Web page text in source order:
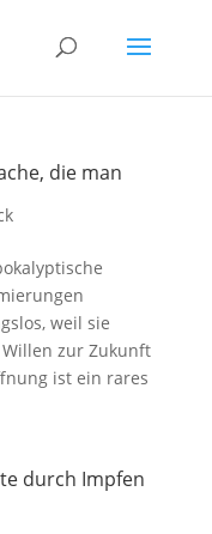
die man
weil sie
zur Zukunft
ist ein rares
durch Impfen